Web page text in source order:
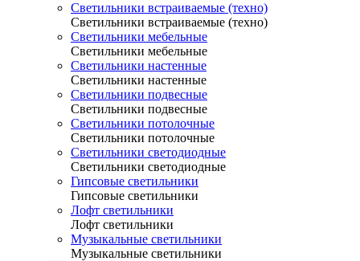
Светильники встраиваемые (техно)
Светильники встраиваемые (техно)
Светильники мебельные
Светильники мебельные
Светильники настенные
Светильники настенные
Светильники подвесные
Светильники подвесные
Светильники потолочные
Светильники потолочные
Светильники светодиодные
Светильники светодиодные
Гипсовые светильники
Гипсовые светильники
Лофт светильники
Лофт светильники
Музыкальные светильники
Музыкальные светильники